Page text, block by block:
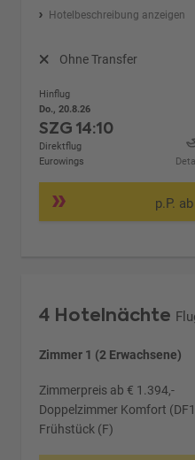
Hotelbeschreibung anzeigen
Ohne Transfer
Hinflug
Do., 20.8.26
SZG14:10
Direktflug
Eurowings
p.P.
4 Hotelnächte
Zimmer 1 (2 Erwachsene)
Zimmerpreis ab € 1.394,-
Doppelzimmer Komfort
Frühstück (F)